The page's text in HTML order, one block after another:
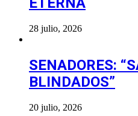
28 julio, 2026
SENADORES:
BLINDADOS”
20 julio, 2026